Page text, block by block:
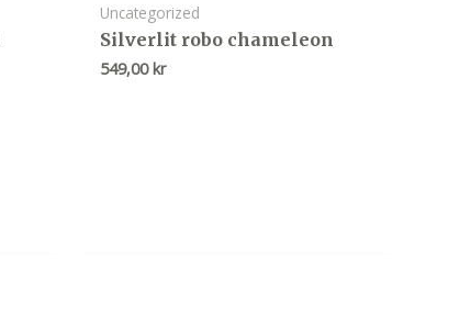
Uncategorized
Silverlit robo chameleon
549,00 kr